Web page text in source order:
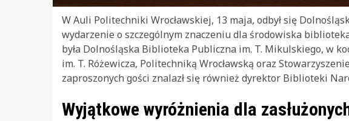
W Auli Politechniki Wrocławskiej, 13 maja, odbył się
wydarzenie o szczególnym znaczeniu dla środowiska
była Dolnośląska Biblioteka Publiczna im. T. Mikulskiego, w
im. T. Różewicza, Politechniką Wrocławską oraz
zaproszonych gości znalazł się również dyrektor Biblioteki
Wyjątkowe wyróżnienia dla